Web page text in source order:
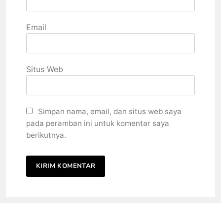
Email
Situs Web
Simpan nama, email, dan situs web saya
pada peramban ini untuk komentar saya
berikutnya.